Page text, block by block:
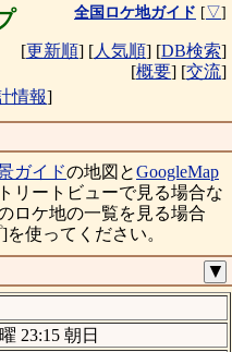
全国ロケ地ガイド [▽]
[更新順] [人気順] [DB検索]
[概要] [交流]
情報]
ガイドの地図とGoogleMap
リートビューで見る場合な
ロケ地の一覧を見る場合
使ってください。
▼
23:15 朝日